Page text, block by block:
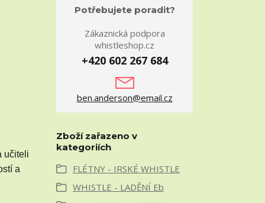
učiteli
a
Potřebujete poradit?
Zákaznická podpora
whistleshop.cz
+420 602 267 684
ben.anderson@email.cz
Zboží zařazeno v
kategoriích
FLÉTNY - IRSKÉ WHISTLE
WHISTLE - LADĚNÍ Eb